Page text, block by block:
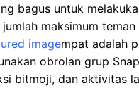
bagus untuk
maksimum
imagempat adalah
obrolan grup
bitmoji, dan aktivitas